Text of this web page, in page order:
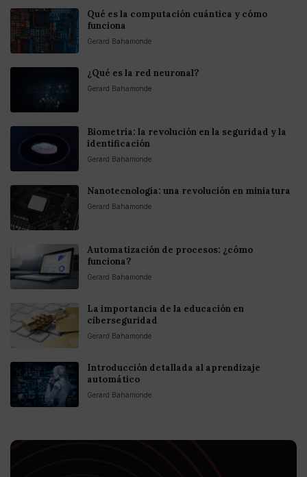
Qué es la computación cuántica y cómo
funciona
Gerard Bahamonde
¿Qué es la red neuronal?
Gerard Bahamonde
Biometría: la revolución en la seguridad y la
identificación
Gerard Bahamonde
Nanotecnología: una revolución en miniatura
Gerard Bahamonde
Automatización de procesos: ¿cómo
funciona?
Gerard Bahamonde
La importancia de la educación en
ciberseguridad
Gerard Bahamonde
Introducción detallada al aprendizaje
automático
Gerard Bahamonde